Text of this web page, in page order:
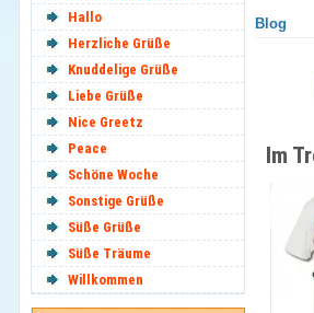
Hallo
Herzliche Grüße
Knuddelige Grüße
Liebe Grüße
Nice Greetz
Peace
Schöne Woche
Sonstige Grüße
Süße Grüße
Süße Träume
Willkommen
Blog
Im